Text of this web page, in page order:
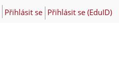
Přihlásit se Přihlásit se (EduID)